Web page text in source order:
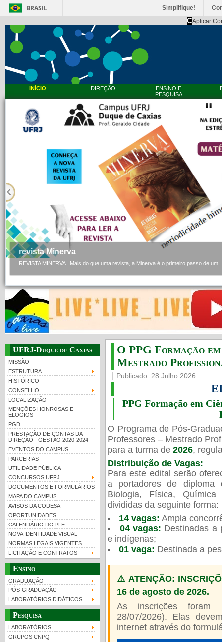
BRASIL Simplifique!
CAplicar
INÍCIO DIREÇÃO
ENSINO E
PESQUISA
revista Minerva
REVISTA MINERVA Mais do que uma revista, a Minerva é o primeiro passo de um...
UFRJ-Duque de Caxias
MISSÃO
ESTRUTURA
HISTÓRICO
CONSELHO
LOCALIZAÇÃO
MENÇÕES HONROSAS E
ELOGIOS
PGD
PRESTAÇÃO DE CONTAS DA
DIREÇÃO - GESTÃO 2020-2024
EVENTOS DO CAMPUS
PARCERIAS
UTILIDADE PÚBLICA
CONCURSOS UFRJ
DOCUMENTOS E FORMULÁRIOS
MAPA DO CAMPUS
AVISOS DA CODESA
OPORTUNIDADES
CALENDÁRIO DO PLE
NOVA IDENTIDADE VISUAL
NORMAS LEGAIS VIGENTES
LICITAÇÃO E CONTRATOS
Ensino
GRADUAÇÃO
PÓS-GRADUAÇÃO
LABORATÓRIOS DIDÁTICOS
Pesquisa
LABORATÓRIOS
GRUPOS CNPQ
O PPG Formação
Mestrado
Publicado: 28 Julho 2026
PPG Formação em
O Programa de Pós-
Professores – Mestrado
para a turma de 2026,
Distribuição de Vagas:
Para este edital serão
a portadores de diploma
Biologia, Física,
divididas da seguinte forma:
14 vagas: Ampla
04 vagas: Destinadas a
e indígenas;
01 vaga: Destinada a
⚠️ ATENÇÃO:
16 de agosto de 2026.
As inscrições foram
28/07/2026). Elas
internet através do
Guia de boas práticas
UFRJ 100 anos